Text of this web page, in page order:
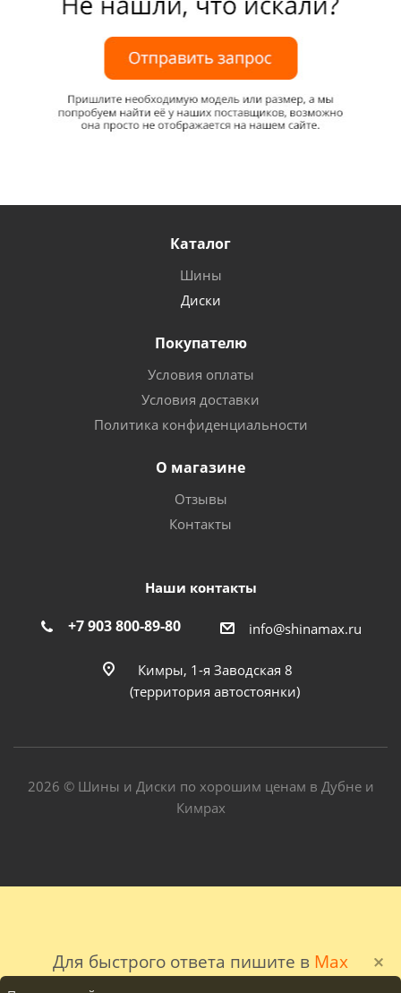
Для быстрого ответа пишите в Max
Каталог
Шины
Диски
Покупателю
Условия оплаты
Условия доставки
Политика конфиденциальности
О магазине
Отзывы
Контакты
Наши контакты
+7 903 800-89-80 info@shinamax.ru
Кимры, 1-я Заводская 8
(территория автостоянки)
2026 © Шины и Диски по хорошим ценам в Дубне и
Кимрах